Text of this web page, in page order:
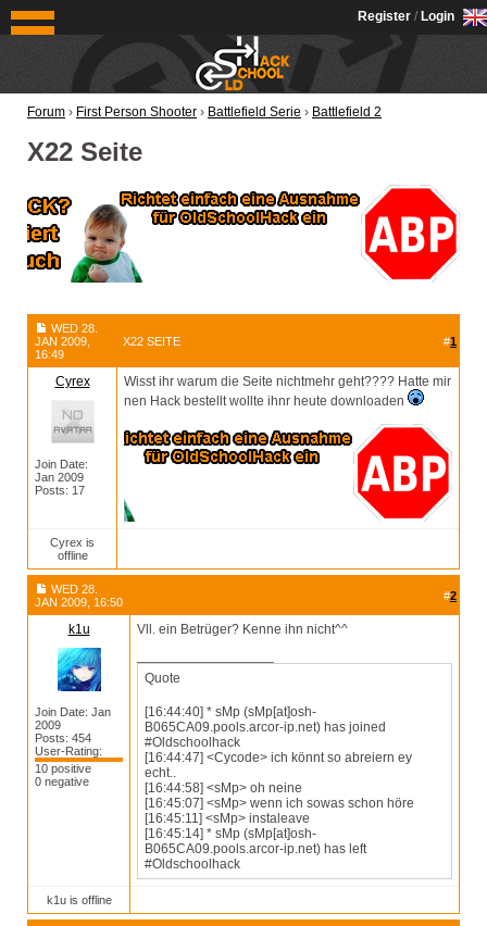
OldSchoolHack
Register / Login
Forum › First Person Shooter › Battlefield Serie › Battlefield 2
X22 Seite
WED 28.
JAN 2009,
16:49
X22 SEITE #1
Cyrex
Join Date:
Jan 2009
Posts: 17
Wisst ihr warum die Seite nichtmehr geht???? Hatte mir
nen Hack bestellt wollte ihnr heute downloaden
Cyrex is
offline
WED 28.
JAN 2009, 16:50
#2
k1u
Join Date: Jan
2009
Posts: 454
User-Rating:
10 positive
0 negative
Vll. ein Betrüger? Kenne ihn nicht^^
Quote
[16:44:40] * sMp (sMp[at]osh-
B065CA09.pools.arcor-ip.net) has joined
#Oldschoolhack
[16:44:47] <Cycode> ich könnt so abreiern ey
echt..
[16:44:58] <sMp> oh neine
[16:45:07] <sMp> wenn ich sowas schon höre
[16:45:11] <sMp> instaleave
[16:45:14] * sMp (sMp[at]osh-
B065CA09.pools.arcor-ip.net) has left
#Oldschoolhack
k1u is offline